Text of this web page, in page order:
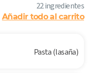
22 ingredientes
Añadir todo al carrito
Pasta (lasaña)